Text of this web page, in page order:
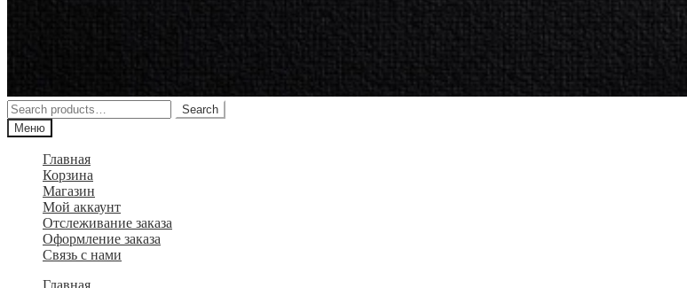
Search
for:
Search
Меню
Главная
Корзина
Магазин
Мой аккаунт
Отслеживание заказа
Оформление заказа
Связь с нами
Главная